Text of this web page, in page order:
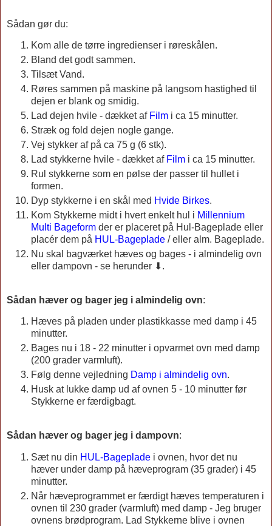
Sådan gør du:
Kom alle de tørre ingredienser i røreskålen.
Bland det godt sammen.
Tilsæt Vand.
Røres sammen på maskine på langsom hastighed til
dejen er blank og smidig.
Lad dejen hvile - dækket af Film i ca 15 minutter.
Stræk og fold dejen nogle gange.
Vej stykker af på ca 75 g (6 stk).
Lad stykkerne hvile - dækket af Film i ca 15 minutter.
Rul stykkerne som en pølse der passer til hullet i
formen.
Dyp stykkerne i en skål med Hvide Birkes.
Kom Stykkerne midt i hvert enkelt hul i Millennium
Multi Bageform der er placeret på Hul-Bageplade eller
placér dem på HUL-Bageplade / eller alm. Bageplade.
Nu skal bagværket hæves og bages - i almindelig ovn
eller dampovn - se herunder ⬇.
Sådan hæver og bager jeg i almindelig ovn:
Hæves på pladen under plastikkasse med damp i 45
minutter.
Bages nu i 18 - 22 minutter i opvarmet ovn med damp
(200 grader varmluft).
Følg denne vejledning Damp i almindelig ovn.
Husk at lukke damp ud af ovnen 5 - 10 minutter før
Stykkerne er færdigbagt.
Sådan hæver og bager jeg i dampovn:
Sæt nu din HUL-Bageplade i ovnen, hvor det nu
hæver under damp på hæveprogram (35 grader) i 45
minutter.
Når hæveprogrammet er færdigt hæves temperaturen i
ovnen til 230 grader (varmluft) med damp - Jeg bruger
ovnens brødprogram. Lad Stykkerne blive i ovnen